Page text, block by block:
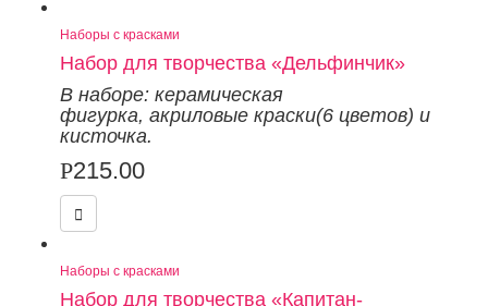
Наборы с красками
Набор для творчества «Дельфинчик»
В наборе: керамическая
фигурка, акриловые краски(6 цветов) и
кисточка.
Р215.00
Наборы с красками
Набор для творчества «Капитан-